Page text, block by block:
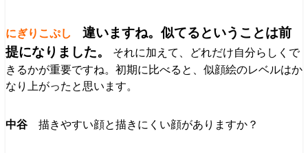
違いますね。似てるということは前
提になりました。
それに加えて、どれだけ自分らしくで
きるかが重要ですね。初期に比べると、似顔絵のレベルはか
なり上がったと思います。
描きやすい顔と描きにくい顔がありますか？